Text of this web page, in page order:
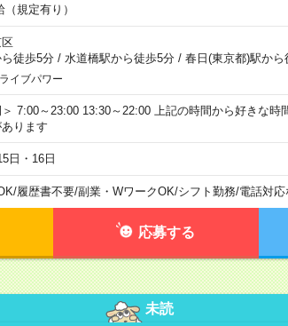
（規定有り）
徒歩5分/ 水道橋駅から徒歩5分/ 春日(東京都)駅から
イブパワー
＞ 7:00～23:00 13:30～22:00 上記の時間から好きな
ります
日・16日
/履歴書不要/副業・WワークOK/シフト勤務/電話対応
応募する
未読